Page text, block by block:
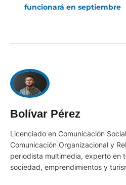
funcionará en septiembre
Bolívar Pérez
Licenciado en Comunicación
Comunicación Organizacional y
periodista multimedia, experto en
sociedad, emprendimientos y